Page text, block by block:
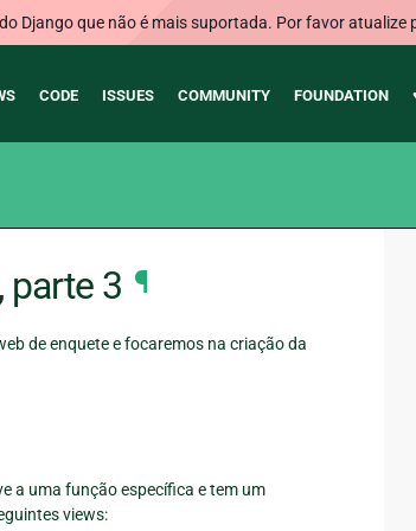
Django que não é mais suportada. Por favor atualize
CODE ISSUES COMMUNITY FOUNDATION
parte 3 ¶
de enquete e focaremos na criação da
a uma função específica e tem um
views: